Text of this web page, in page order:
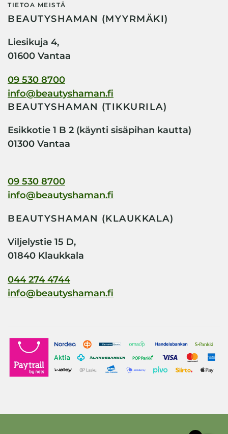
TIETOA MEISTÄ
BEAUTYSHAMAN (MYYRMÄKI)
Liesikuja 4,
01600 Vantaa
09 530 8700
info@beautyshaman.fi
BEAUTYSHAMAN (TIKKURILA)
Esikkotie 1 B 2 (käynti sisäpihan kautta)
01300 Vantaa
09 530 8700
info@beautyshaman.fi
BEAUTYSHAMAN (KLAUKKALA)
Viljelystie 15 D,
01840 Klaukkala
044 274 4744
info@beautyshaman.fi